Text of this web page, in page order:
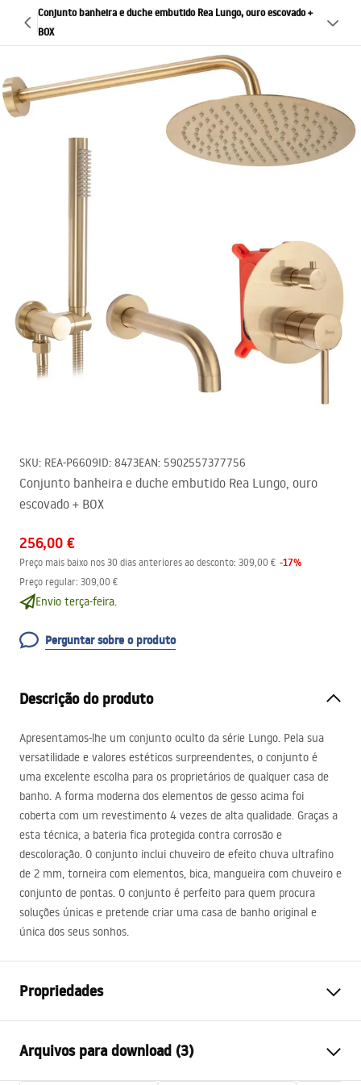
Conjunto banheira e duche embutido Rea Lungo, ouro escovado +
BOX
SKU: REA-P6609ID: 8473EAN: 5902557377756
Conjunto banheira e duche embutido Rea Lungo, ouro
escovado + BOX
256,00 €
Preço mais baixo nos 30 dias anteriores ao desconto: 309,00 € -17%
Preço regular: 309,00 €
Envio terça-feira.
Perguntar sobre o produto
Descrição do produto
Apresentamos-lhe um conjunto oculto da série Lungo. Pela sua
versatilidade e valores estéticos surpreendentes, o conjunto é
uma excelente escolha para os proprietários de qualquer casa de
banho. A forma moderna dos elementos de gesso acima foi
coberta com um revestimento 4 vezes de alta qualidade. Graças a
esta técnica, a bateria fica protegida contra corrosão e
descoloração. O conjunto inclui chuveiro de efeito chuva ultrafino
de 2 mm, torneira com elementos, bica, mangueira com chuveiro e
conjunto de pontas. O conjunto é perfeito para quem procura
soluções únicas e pretende criar uma casa de banho original e
única dos seus sonhos.
Propriedades
Materiais
Latão, ABS
Arquivos para download (3)